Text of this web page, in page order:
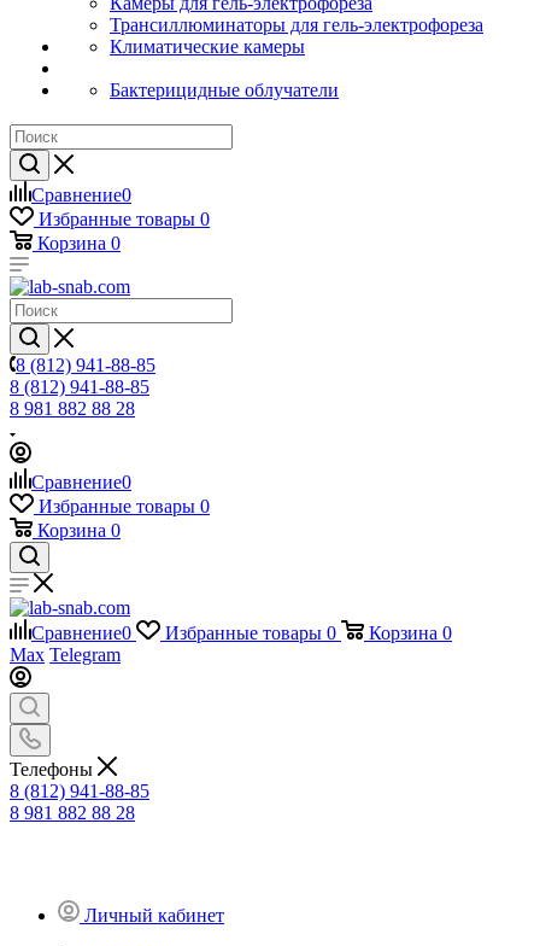
Трансиллюминаторы для гель-электрофореза
Климатические камеры
Бактерицидные облучатели
Сравнение0
Избранные товары 0
Корзина 0
8 (812) 941-88-85
8 (812) 941-88-85
8 981 882 88 28
Сравнение0
Избранные товары 0
Корзина 0
Сравнение0 Избранные товары 0 Корзина 0
Max Telegram
Телефоны
8 (812) 941-88-85
8 981 882 88 28
Личный кабинет